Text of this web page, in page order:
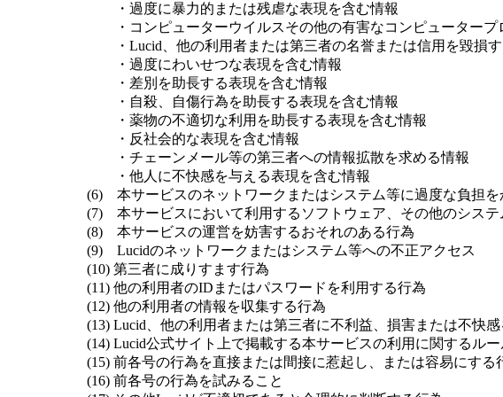
・過度に暴力的または残虐な表現を含む情報
・コンピューターウイルスその他の有害なコンピュータープ
・Lucid、他の利用者または第三者の名誉または信用を毀損す
・過度にわいせつな表現を含む情報
・差別を助長する表現を含む情報
・自殺、自傷行為を助長する表現を含む情報
・薬物の不適切な利用を助長する表現を含む情報
・反社会的な表現を含む情報
・チェーンメール等の第三者への情報拡散を求める情報
・他人に不快感を与える表現を含む情報
(6) 本サービスのネットワークまたはシステム等に過度な負担を
(7) 本サービスにおいて利用するソフトウェア、その他のシステ
(8) 本サービスの運営を妨害するおそれのある行為
(9) Lucidのネットワークまたはシステム等への不正アクセス
(10) 第三者に成りすます行為
(11) 他の利用者のIDまたはパスワードを利用する行為
(12) 他の利用者の情報を収集する行為
(13) Lucid、他の利用者または第三者に不利益、損害または不快
(14) Lucid公式サイト上で掲載する本サービスの利用に関するル
(15) 前各号の行為を直接または間接に惹起し、または容易にする
(16) 前各号の行為を試みること